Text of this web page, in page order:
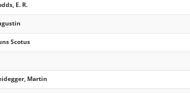
E. R.
Scotus
Martin